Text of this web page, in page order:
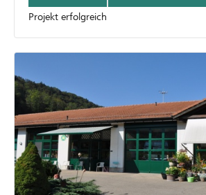
Projekt erfolgreich